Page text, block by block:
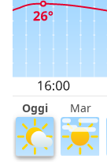
Oggi Mar